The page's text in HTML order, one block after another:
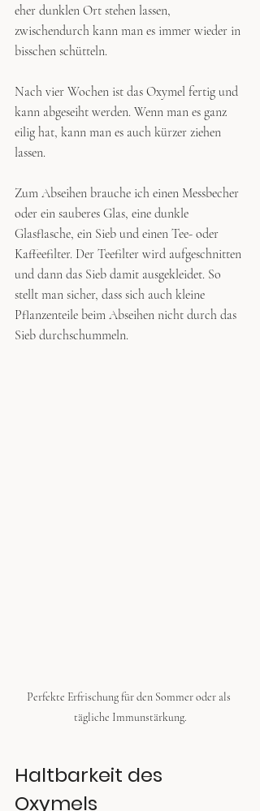
eher dunklen Ort stehen lassen,
zwischendurch kann man es immer wieder in
bisschen schütteln.
Nach vier Wochen ist das Oxymel fertig und
kann abgeseiht werden. Wenn man es ganz
eilig hat, kann man es auch kürzer ziehen
lassen.
Zum Abseihen brauche ich einen Messbecher
oder ein sauberes Glas, eine dunkle
Glasflasche, ein Sieb und einen Tee- oder
Kaffeefilter. Der Teefilter wird aufgeschnitten
und dann das Sieb damit ausgekleidet. So
stellt man sicher, dass sich auch kleine
Pflanzenteile beim Abseihen nicht durch das
Sieb durchschummeln.
Perfekte Erfrischung für den Sommer oder als
tägliche Immunstärkung.
Haltbarkeit des
Oxymels